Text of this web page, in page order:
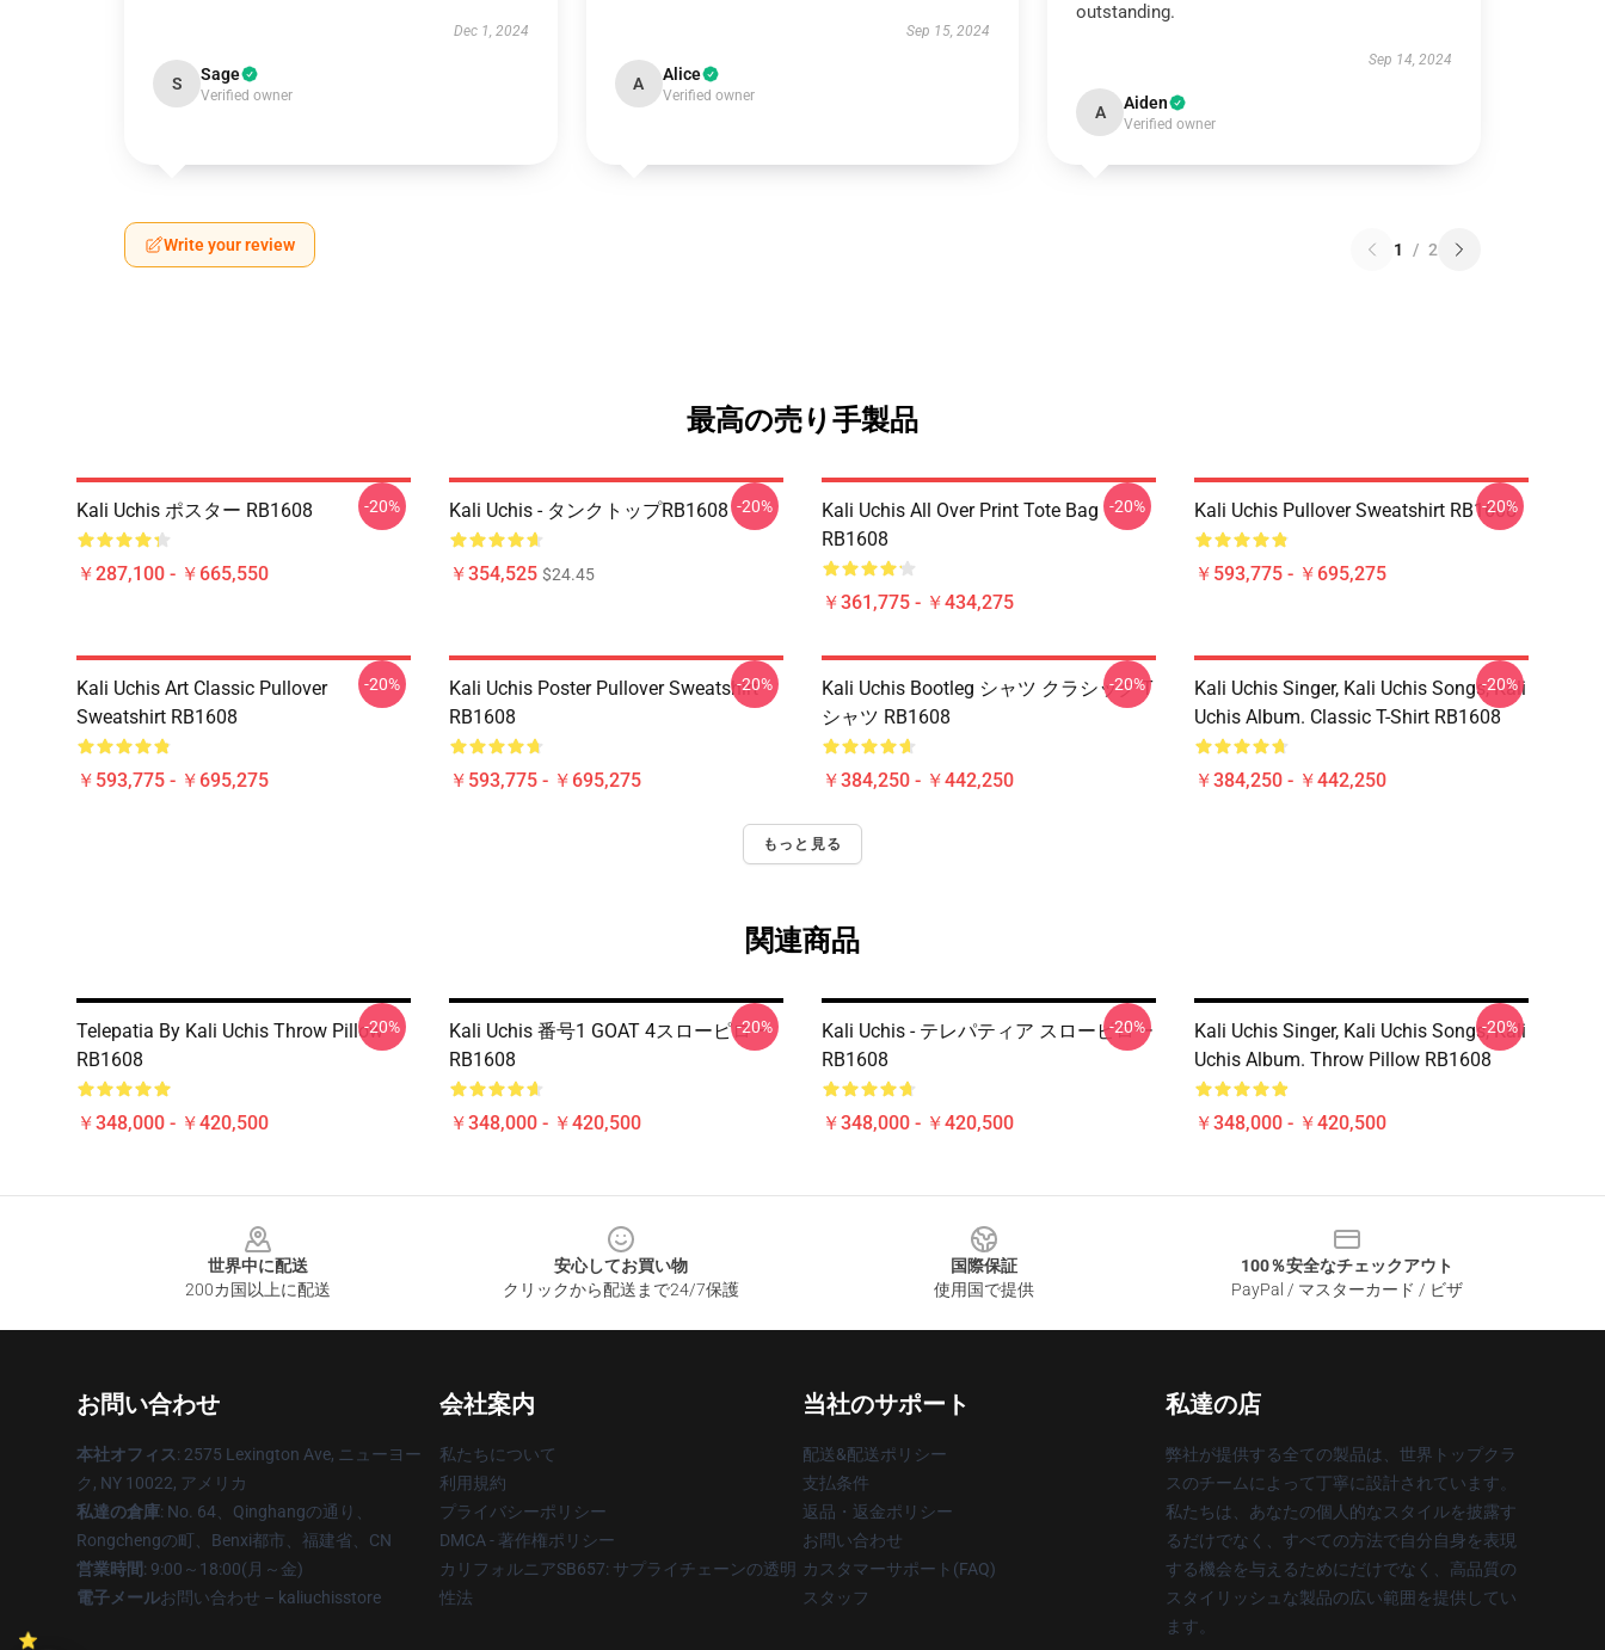
Dec 1, 2024
S Sage
Verified owner
Sep 15, 2024
A Alice
Verified owner
outstanding.
Sep 14, 2024
A Aiden
Verified owner
Write your review 1 / 2
最高の売り手製品
Kali Uchis ポスター RB1608
￥287,100 - ￥665,550
-20% Kali Uchis - タンクトップRB1608
￥354,525 $24.45
-20%
Kali Uchis All Over Print Tote Bag
RB1608
￥361,775 - ￥434,275
-20% Kali Uchis Pullover Sweatshirt RB1608
￥593,775 - ￥695,275
-20%
Kali Uchis Art Classic Pullover
Sweatshirt RB1608
￥593,775 - ￥695,275
-20%
Kali Uchis Poster Pullover Sweatshirt
RB1608
￥593,775 - ￥695,275
-20%
Kali Uchis Bootleg シャツ クラシック T
シャツ RB1608
￥384,250 - ￥442,250
-20%
Kali Uchis Singer, Kali Uchis Songs, Kali
Uchis Album. Classic T-Shirt RB1608
￥384,250 - ￥442,250
-20%
もっと見る
関連商品
Telepatia By Kali Uchis Throw Pillow
RB1608
￥348,000 - ￥420,500
-20%
Kali Uchis 番号1 GOAT 4スローピロー
RB1608
￥348,000 - ￥420,500
-20%
Kali Uchis - テレパティア スローピロー
RB1608
￥348,000 - ￥420,500
-20%
Kali Uchis Singer, Kali Uchis Songs, Kali
Uchis Album. Throw Pillow RB1608
￥348,000 - ￥420,500
-20%
世界中に配送
200カ国以上に配送
安心してお買い物
クリックから配送まで24/7保護
国際保証
使用国で提供
100％安全なチェックアウト
PayPal / マスターカード / ビザ
お問い合わせ
本社オフィス: 2575 Lexington Ave, ニューヨー
ク, NY 10022, アメリカ
私達の倉庫: No. 64、Qinghangの通り、
Rongchengの町、Benxi都市、福建省、CN
営業時間: 9:00～18:00(月～金)
電子メールお問い合わせ – kaliuchisstore
会社案内
私たちについて
利用規約
プライバシーポリシー
DMCA - 著作権ポリシー
カリフォルニアSB657: サプライチェーンの透明
性法
当社のサポート
配送&配送ポリシー
支払条件
返品・返金ポリシー
お問い合わせ
カスタマーサポート(FAQ)
スタッフ
私達の店
弊社が提供する全ての製品は、世界トップクラ
スのチームによって丁寧に設計されています。
私たちは、あなたの個人的なスタイルを披露す
るだけでなく、すべての方法で自分自身を表現
する機会を与えるためにだけでなく、高品質の
スタイリッシュな製品の広い範囲を提供してい
ます。